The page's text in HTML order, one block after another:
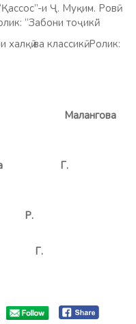
и Ҷ. Муқим. Ровӣ:
“Забони тоҷикӣ.”
ва классикӣ. Ролик:
Г.
Р.
Г.